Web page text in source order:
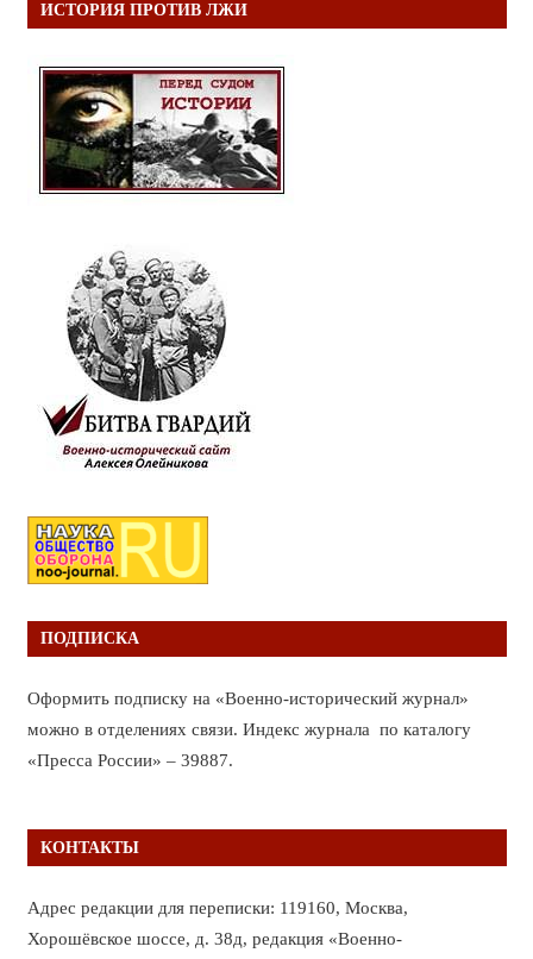
ИСТОРИЯ ПРОТИВ ЛЖИ
ПОДПИСКА
Оформить подписку на «Военно-исторический журнал»
можно в отделениях связи. Индекс журнала по каталогу
«Пресса России» – 39887.
КОНТАКТЫ
Адрес редакции для переписки: 119160, Москва,
Хорошёвское шоссе, д. 38д, редакция «Военно-